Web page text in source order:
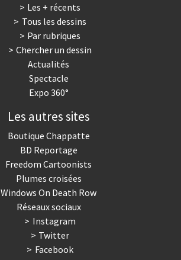
Les + récents
Tous les dessins
Par rubriques
Chercher un dessin
Actualités
Spectacle
Expo 360°
Les autres sites
Boutique Chappatte
BD Reportage
Freedom Cartoonists
Plumes croisées
Windows On Death Row
Réseaux sociaux
Instagram
Twitter
Facebook